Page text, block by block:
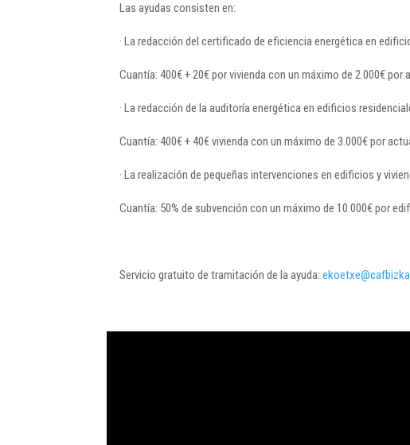
Las ayudas consisten en:
· La redacción del certificado de eficiencia energética en
Cuantía: 400€ + 20€ por vivienda con un máximo de 2.000€ por
· La redacción de la auditoría energética en edificios
Cuantía: 400€ + 40€ vivienda con un máximo de 3.000€ por
· La realización de pequeñas intervenciones en edificios y
Cuantía: 50% de subvención con un máximo de 10.000€ por
Servicio gratuito de tramitación de la ayuda: